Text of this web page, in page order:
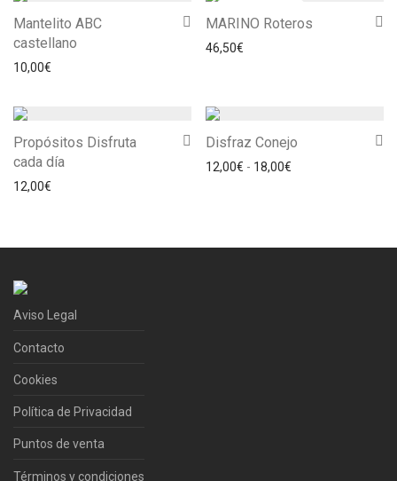
Mantelito ABC
castellano
10,00€
MARINO Roteros
46,50€
Propósitos Disfruta
cada día
12,00€
Disfraz Conejo
12,00€ - 18,00€
Aviso Legal
Contacto
Cookies
Política de Privacidad
Puntos de venta
Términos y condiciones